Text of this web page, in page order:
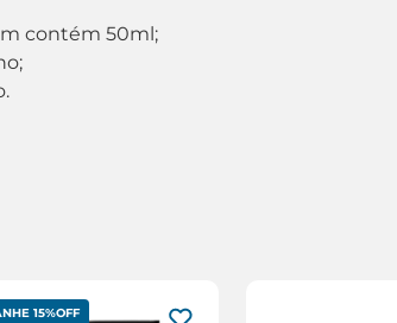
contém 50ml;
15%OFF